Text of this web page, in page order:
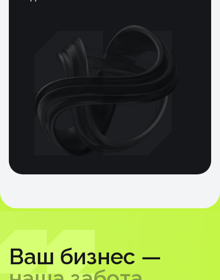
Маркетинг
Тариф «Старт»
Аналитика и исследования
Тариф «Старт»
Продуктовое исследование
Все услуги